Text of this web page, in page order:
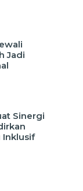
Jadi
Sinergi
Inklusif